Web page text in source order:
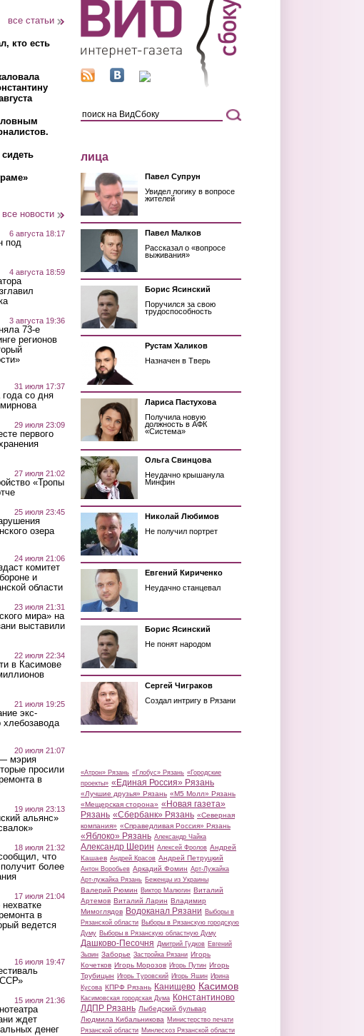
все статьи
кто есть
все новости
6 августа 18:17
под
4 августа 18:59
3 августа 19:36
73-е
регионов
31 июля 17:37
со дня
29 июля 23:09
первого
27 июля 21:02
«Тропы
25 июля 23:45
озера
24 июля 21:06
комитет
и
области
23 июля 21:31
мира» на
выставили
22 июля 22:34
в Касимове
21 июля 19:25
экс-
хлебозавода
20 июля 21:07
мэрия
просили
в
19 июля 23:13
альянс»
18 июля 21:32
что
более
17 июля 21:04
в
ведется
16 июля 19:47
15 июля 21:36
ждет
денег
лица
Павел Супрун
Увидел логику в вопросе
жителей
Павел Малков
Рассказал о «вопросе
выживания»
Борис Ясинский
Поручился за свою
трудоспособность
Рустам Халиков
Назначен в Тверь
Лариса Пастухова
Получила новую
должность в АФК
«Система»
Ольга Свинцова
Неудачно крышанула
Минфин
Николай Любимов
Не получил портрет
Евгений Кириченко
Неудачно станцевал
Борис Ясинский
Не понят народом
Сергей Чиграков
Создал интригу в Рязани
«Атрон» Рязань «Глобус» Рязань «Городские
проекты» «Единая Россия» Рязань
«Лучшие друзья» Рязань «М5 Молл» Рязань
«Мещерская сторона» «Новая газета»
Рязань «Сбербанк» Рязань «Северная
компания» «Справедливая Россия» Рязань
«Яблоко» Рязань Александр Чайка
Александр Шерин Алексей Фролов Андрей
Кашаев Андрей Красов Андрей Петруцкий
Антон Воробьев Аркадий Фомин Арт-Лужайка
Арт-лужайка Рязань Беженцы из Украины
Валерий Рюмин Виктор Малюгин Виталий
Артемов Виталий Ларин Владимир
Мимоглядов Водоканал Рязани Выборы в
Рязанской области Выборы в Рязанскую городскую
Думу Выборы в Рязанскую областную Думу
Дашково-Песочня Дмитрий Гудков Евгений
Зызин Заборье Застройка Рязани Игорь
Кочетков Игорь Морозов Игорь Путин Игорь
Трубицын Игорь Туровский Игорь Яшин Ирина
Кусова КПРФ Рязань Канищево Касимов
Касимовская городская Дума Константиново
ЛДПР Рязань Лыбедский бульвар
Людмила Кибальникова Министерство печати
Рязанской области Минлесхоз Рязанской области